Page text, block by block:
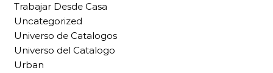
Trabajar Desde Casa
Uncategorized
Universo de Catalogos
Universo del Catalogo
Urban